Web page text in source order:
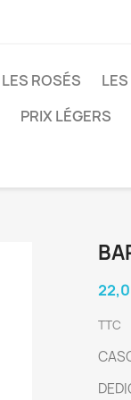
LES ROSÉS
PRIX LÉGERS
TTC